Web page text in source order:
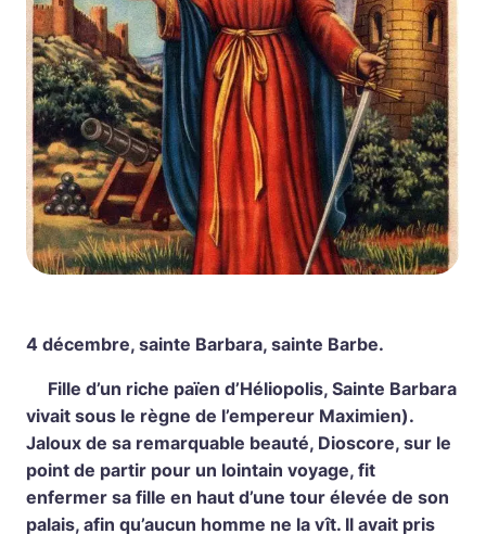
4 décembre, sainte Barbara, sainte Barbe.
Fille d’un riche païen d’Héliopolis, Sainte Barbara
vivait sous le règne de l’empereur Maximien).
Jaloux de sa remarquable beauté, Dioscore, sur le
point de partir pour un lointain voyage, fit
enfermer sa fille en haut d’une tour élevée de son
palais, afin qu’aucun homme ne la vît. Il avait pris